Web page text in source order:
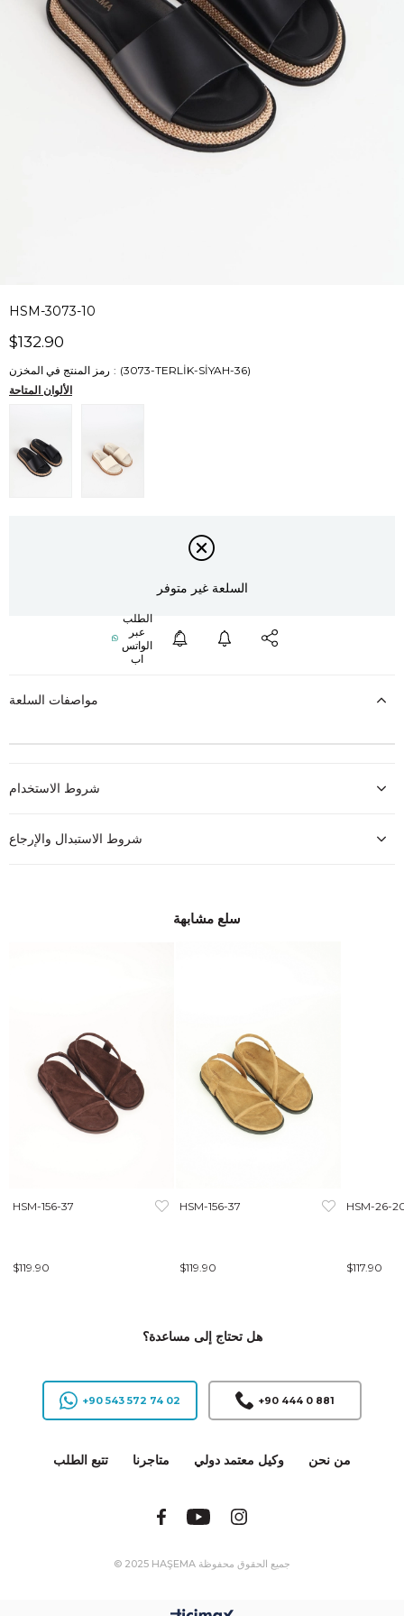
HSM-3073-10
$132.90
رمز المنتج في المخزن
(3073-TERLİK-SİYAH-36)
الألوان المتاحة
السلعة غير متوفر
مواصفات السلعة
شروط الاستخدام
شروط الاستبدال والإرجاع
سلع مشابهة
HSM-156-37
$119.90
HSM-156-37
$119.90
HSM-26-
$117.90
هل تحتاج إلى مساعدة؟
+90 543 572 74 02 +90 444 0 881
تتبع الطلب متاجرنا وكيل معتمد دولي من نحن
© 2025 HAŞEMA جميع الحقوق محفوظة